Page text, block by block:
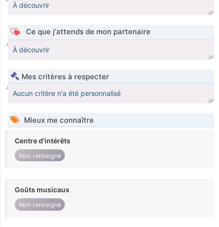
À découvrir
Ce que j'attends de mon partenaire
À découvrir
Mes critères à respecter
Aucun critère n'a été personnalisé
Mieux me connaître
Centre d'intérêts
Non renseigné
Goûts musicaux
Non renseigné